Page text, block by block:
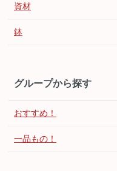
資材
鉢
グループから探す
おすすめ！
一品もの！